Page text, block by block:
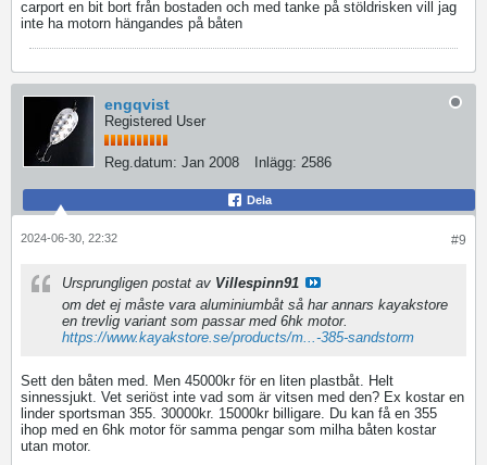
carport en bit bort från bostaden och med tanke på stöldrisken vill jag
inte ha motorn hängandes på båten
engqvist
Registered User
Reg.datum: Jan 2008 Inlägg: 2586
Dela
#9
2024-06-30, 22:32
Ursprungligen postat av Villespinn91
om det ej måste vara aluminiumbåt så har annars kayakstore
en trevlig variant som passar med 6hk motor.
https://www.kayakstore.se/products/m...-385-sandstorm
Sett den båten med. Men 45000kr för en liten plastbåt. Helt
sinnessjukt. Vet seriöst inte vad som är vitsen med den? Ex kostar en
linder sportsman 355. 30000kr. 15000kr billigare. Du kan få en 355
ihop med en 6hk motor för samma pengar som milha båten kostar
utan motor.